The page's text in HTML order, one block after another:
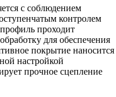
с соблюдением
контролем
проходит
для обеспечения
покрытие наносится
настройкой
прочное сцепление